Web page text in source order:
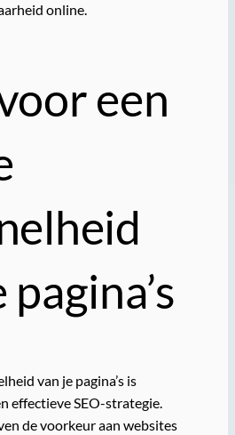
online.
een
van je pagina’s is
effectieve SEO-strategie.
de voorkeur aan websites